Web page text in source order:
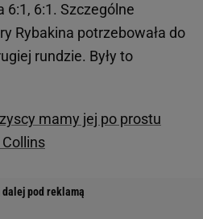
6:1, 6:1. Szczególne
Rybakina potrzebowała do
rundzie. Były to
mamy jej po prostu